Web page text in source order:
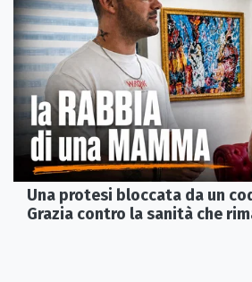
Una protesi bloccata da un
Grazia contro la sanità che